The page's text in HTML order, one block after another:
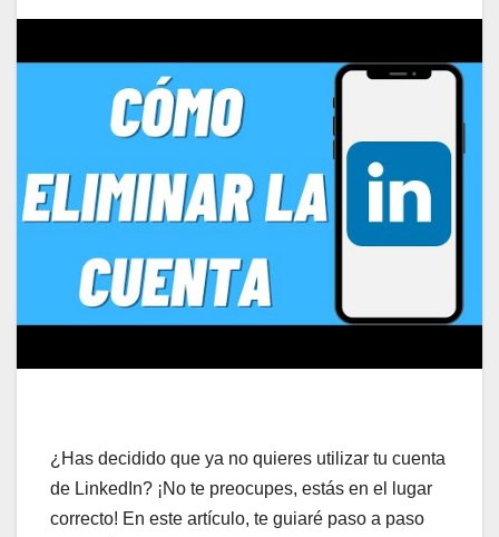
¿Has decidido que ya no quieres utilizar tu cuenta
de LinkedIn? ¡No te preocupes, estás en el lugar
correcto! En este artículo, te guiaré paso a paso